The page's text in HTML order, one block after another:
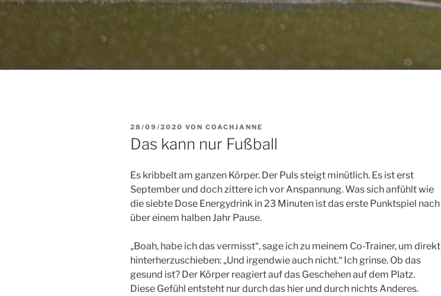
VERÖFFENTLICHT
AM
28/09/2020 VON COACHJANNE
Das kann nur Fußball
Es kribbelt am ganzen Körper. Der Puls steigt minütlich. Es ist erst
September und doch zittere ich vor Anspannung. Was sich anfühlt wie
die siebte Dose Energydrink in 23 Minuten ist das erste Punktspiel nach
über einem halben Jahr Pause.
„Boah, habe ich das vermisst“, sage ich zu meinem Co-Trainer, um direkt
hinterherzuschieben: „Und irgendwie auch nicht.“ Ich grinse. Ob das
gesund ist? Der Körper reagiert auf das Geschehen auf dem Platz.
Diese Gefühl entsteht nur durch das hier und durch nichts Anderes.